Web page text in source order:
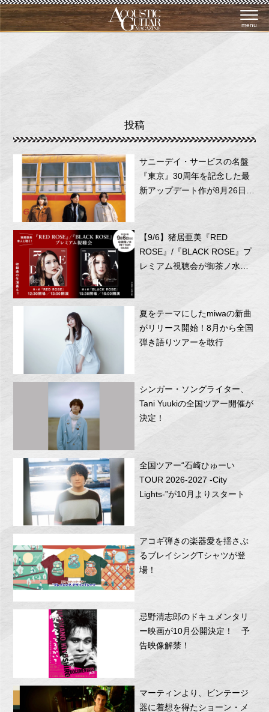
menu
投稿
サニーデイ・サービスの名盤
『東京』30周年を記念した最
新アップデート作が8月26日に
リリース！
【9/6】猪居亜美『RED
ROSE』/『BLACK ROSE』プ
レミアム視聴会が御茶ノ水
夏をテーマにしたmiwaの新曲
がリリース開始！8月から全国
弾き語りツアーを敢行
シンガー・ソングライター、
Tani Yuukiの全国ツアー開催が
決定！
全国ツアー“石崎ひゅーい
TOUR 2026-2027 -City
Lights-”が10月よりスタート
アコギ弾きの楽器愛を揺さぶ
るブレイシングTシャツが登
場！
忌野清志郎のドキュメンタリ
ー映画が10月公開決定！ 予
告映像解禁！
マーティンより、ビンテージ
器に着想を得たショーン・メ